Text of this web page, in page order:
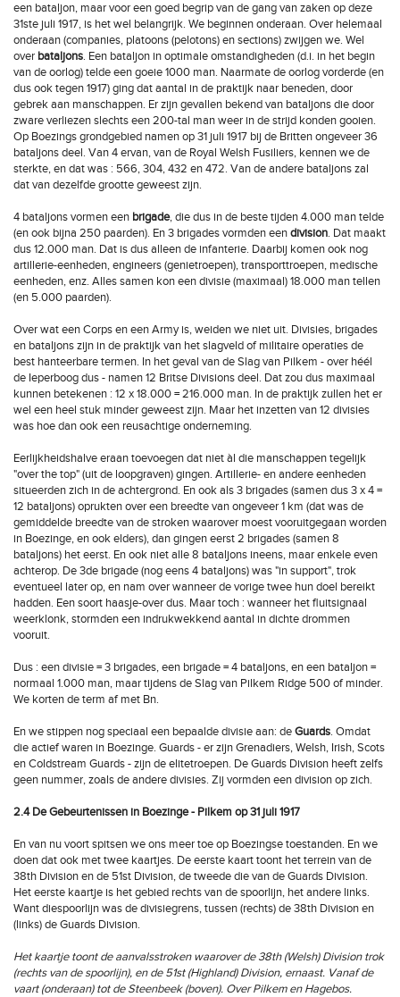
een bataljon, maar voor een goed begrip van de gang van zaken op deze
31ste juli 1917, is het wel belangrijk. We beginnen onderaan. Over helemaal
onderaan (companies, platoons (pelotons) en sections) zwijgen we. Wel
over bataljons. Een bataljon in optimale omstandigheden (d.i. in het begin
van de oorlog) telde een goeie 1000 man. Naarmate de oorlog vorderde (en
dus ook tegen 1917) ging dat aantal in de praktijk naar beneden, door
gebrek aan manschappen. Er zijn gevallen bekend van bataljons die door
zware verliezen slechts een 200-tal man weer in de strijd konden gooien.
Op Boezings grondgebied namen op 31 juli 1917 bij de Britten ongeveer 36
bataljons deel. Van 4 ervan, van de Royal Welsh Fusiliers, kennen we de
sterkte, en dat was : 566, 304, 432 en 472. Van de andere bataljons zal
dat van dezelfde grootte geweest zijn.
4 bataljons vormen een brigade, die dus in de beste tijden 4.000 man telde
(en ook bijna 250 paarden). En 3 brigades vormden eendivision. Dat maakt
dus 12.000 man. Dat is dus alleen de infanterie. Daarbij komen ook nog
artillerie-eenheden, engineers (genietroepen), transporttroepen, medische
eenheden, enz. Alles samen kon een divisie (maximaal) 18.000 man tellen
(en 5.000 paarden).
Over wat een Corps en een Army is, weiden we niet uit. Divisies, brigades
en bataljons zijn in de praktijk van het slagveld of militaire operaties de
best hanteerbare termen. In het geval van de Slag van Pilkem - over héél
de Ieperboog dus - namen 12 Britse Divisions deel. Dat zou dus maximaal
kunnen betekenen : 12 x 18.000 = 216.000 man. In de praktijk zullen het er
wel een heel stuk minder geweest zijn. Maar het inzetten van 12 divisies
was hoe dan ook een reusachtige onderneming.
Eerlijkheidshalve eraan toevoegen dat niet àl die manschappen tegelijk
"over the top" (uit de loopgraven) gingen. Artillerie- en andere eenheden
situeerden zich in de achtergrond. En ook als 3 brigades (samen dus 3 x 4 =
12 bataljons) oprukten over een breedte van ongeveer 1 km (dat was de
gemiddelde breedte van de stroken waarover moest vooruitgegaan worden
in Boezinge, en ook elders), dan gingen eerst 2 brigades (samen 8
bataljons) het eerst. En ook niet alle 8 bataljons ineens, maar enkele even
achterop. De 3de brigade (nog eens 4 bataljons) was "in support", trok
eventueel later op, en nam over wanneer de vorige twee hun doel bereikt
hadden. Een soort haasje-over dus. Maar toch : wanneer het fluitsignaal
weerklonk, stormden een indrukwekkend aantal in dichte drommen
vooruit.
Dus : een divisie = 3 brigades, een brigade = 4 bataljons, en een bataljon =
normaal 1.000 man, maar tijdens de Slag van Pilkem Ridge 500 of minder.
We korten de term af met Bn.
En we stippen nog speciaal een bepaalde divisie aan: deGuards. Omdat
die actief waren in Boezinge. Guards - er zijn Grenadiers, Welsh, Irish, Scots
en Coldstream Guards - zijn de elitetroepen. De Guards Division heeft zelfs
geen nummer, zoals de andere divisies. Zij vormden een division op zich.
2.4 De Gebeurtenissen in Boezinge - Pilkem op 31 juli 1917
En van nu voort spitsen we ons meer toe op Boezingse toestanden. En we
doen dat ook met twee kaartjes. De eerste kaart toont het terrein van de
38th Division en de 51st Division, de tweede die van de Guards Division.
Het eerste kaartje is het gebied rechts van de spoorlijn, het andere links.
Want diespoorlijn was de divisiegrens, tussen (rechts) de 38th Division en
(links) de Guards Division.
Het kaartje toont de aanvalsstroken waarover de 38th (Welsh) Division trok
(rechts van de spoorlijn), en de 51st (Highland) Division, ernaast. Vanaf de
vaart (onderaan) tot de Steenbeek (boven). Over Pilkem en Hagebos.